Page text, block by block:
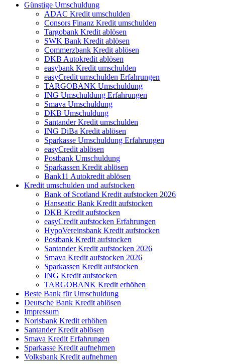
Günstige Umschuldung
ADAC Kredit umschulden
Consors Finanz Kredit umschulden
Targobank Kredit ablösen
SWK Bank Kredit ablösen
Commerzbank Kredit ablösen
DKB Autokredit ablösen
easybank Kredit umschulden
easyCredit umschulden Erfahrungen
TARGOBANK Umschuldung
ING Umschuldung Erfahrungen
Smava Umschuldung
DKB Umschuldung
Santander Kredit umschulden
ING DiBa Kredit ablösen
Sparkasse Umschuldung Erfahrungen
easyCredit ablösen
Postbank Umschuldung
Sparkassen Kredit ablösen
Bank11 Autokredit ablösen
Kredit umschulden und aufstocken
Bank of Scotland Kredit aufstocken 2026
Hanseatic Bank Kredit aufstocken
DKB Kredit aufstocken
easyCredit aufstocken Erfahrungen
HypoVereinsbank Kredit aufstocken
Postbank Kredit aufstocken
Santander Kredit aufstocken 2026
Smava Kredit aufstocken 2026
Sparkassen Kredit aufstocken
ING Kredit aufstocken
TARGOBANK Kredit erhöhen
Beste Bank für Umschuldung
Deutsche Bank Kredit ablösen
Impressum
Norisbank Kredit erhöhen
Santander Kredit ablösen
Smava Kredit Erfahrungen
Sparkasse Kredit aufnehmen
Volksbank Kredit aufnehmen